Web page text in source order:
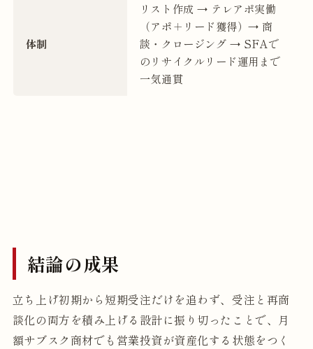
体制
リスト作成 → テレアポ実働
（アポ＋リード獲得）→ 商
談・クロージング → SFAで
のリサイクルリード運用まで
一気通貫
結論の成果
立ち上げ初期から短期受注だけを追わず、受注と再商
談化の両方を積み上げる設計に振り切ったことで、月
額サブスク商材でも営業投資が資産化する状態をつく